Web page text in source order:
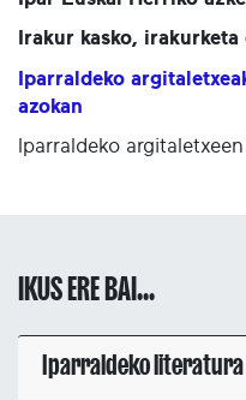
Irakur kasko,
Iparraldeko
azokan
Iparraldeko
IKUS ERE BAI...
Iparraldeko